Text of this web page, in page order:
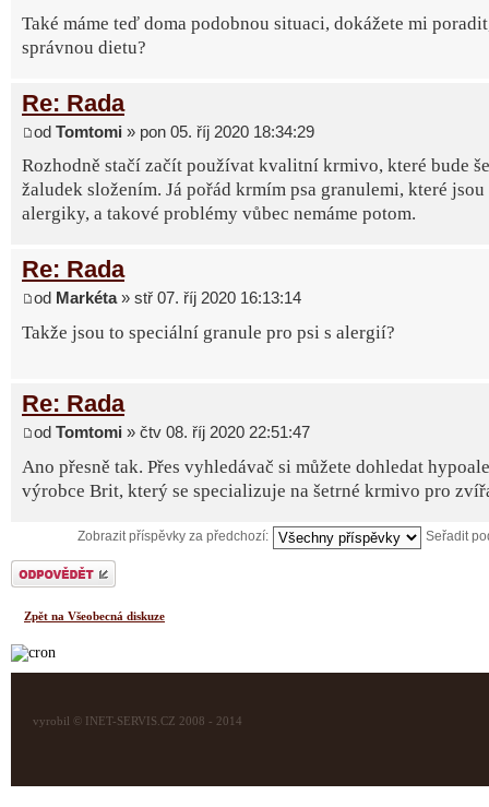
Také máme teď doma podobnou situaci, dokážete mi
správnou dietu?
Re: Rada
od Tomtomi » pon 05. říj 2020 18:34:29
Rozhodně stačí začít používat kvalitní krmivo, které bude
žaludek složením. Já pořád krmím psa granulemi, které
alergiky, a takové problémy vůbec nemáme potom.
Re: Rada
od Markéta» stř 07. říj 2020 16:13:14
Takže jsou to speciální granule pro psi s alergií?
Re: Rada
od Tomtomi » čtv 08. říj 2020 22:51:47
Ano přesně tak. Přes vyhledávač si můžete dohledat
výrobce Brit, který se specializuje na šetrné krmivo pro
Zobrazit příspěvky za předchozí: Seřadit
Odeslat odpověď
Zpět na Všeobecná diskuze
vyrobil © INET-SERVIS.CZ 2008 - 2014